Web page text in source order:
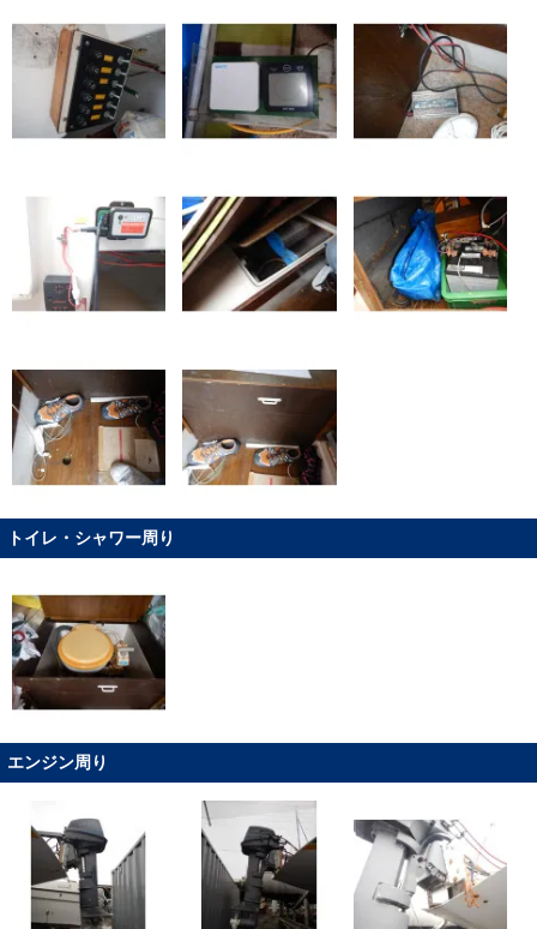
トイレ・シャワー周り
エンジン周り